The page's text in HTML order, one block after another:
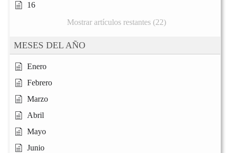
16
Mostrar artículos restantes (22)
MESES DEL AÑO
Enero
Febrero
Marzo
Abril
Mayo
Junio